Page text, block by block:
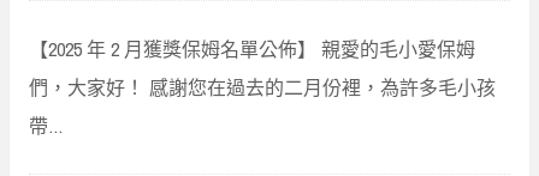
【2025 年 2 月獲獎保姆名單公佈】 親愛的毛小愛保姆
們，大家好！ 感謝您在過去的二月份裡，為許多毛小孩
帶…